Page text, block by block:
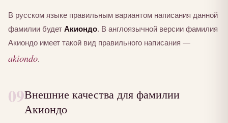
В русском языке правильным вариантом написания данной
фамилии будет Акиондо. В англоязычной версии фамилия
Акиондо имеет такой вид правильного написания —
akiondo.
09Внешние качества для фамилии
Акиондо